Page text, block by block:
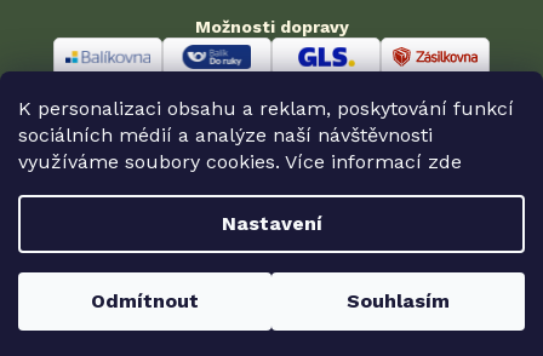
K personalizaci obsahu a reklam, poskytování funkcí
sociálních médií a analýze naší návštěvnosti
využíváme soubory cookies. Více informací zde
Nastavení
Odmítnout Souhlasím
Ochrana soukromí (GDPR)
Reklamace a vrácení
Odstoupení od smlouvy
Velkoobchodní spolupráce
Kontakt
Možnosti dopravy
Možnosti platby
Vytvořil Shoptet Premium
Copyright 2026Herbavis.cz. Všechna práva vyhrazena.